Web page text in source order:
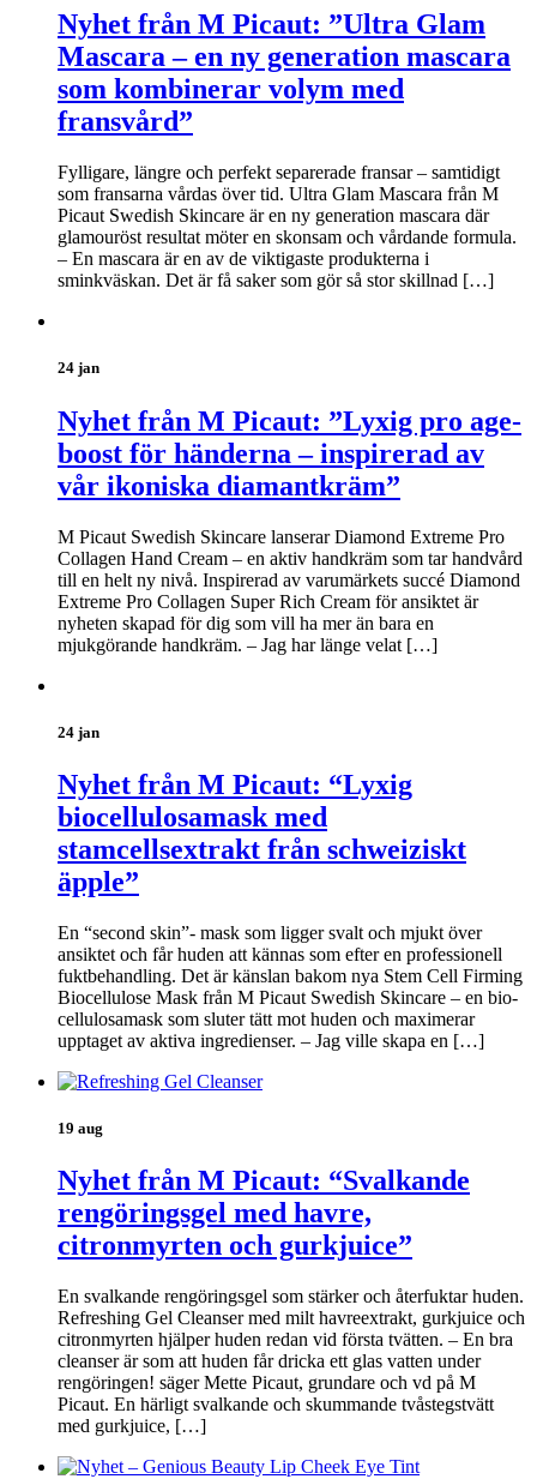
Nyhet från M Picaut: ”Ultra Glam
Mascara – en ny generation mascara
som kombinerar volym med
fransvård”
Fylligare, längre och perfekt separerade fransar – samtidigt
som fransarna vårdas över tid. Ultra Glam Mascara från M
Picaut Swedish Skincare är en ny generation mascara där
glamouröst resultat möter en skonsam och vårdande formula.
– En mascara är en av de viktigaste produkterna i
sminkväskan. Det är få saker som gör så stor skillnad […]
24 jan
Nyhet från M Picaut: ”Lyxig pro age-
boost för händerna – inspirerad av
vår ikoniska diamantkräm”
M Picaut Swedish Skincare lanserar Diamond Extreme Pro
Collagen Hand Cream – en aktiv handkräm som tar handvård
till en helt ny nivå. Inspirerad av varumärkets succé Diamond
Extreme Pro Collagen Super Rich Cream för ansiktet är
nyheten skapad för dig som vill ha mer än bara en
mjukgörande handkräm. – Jag har länge velat […]
24 jan
Nyhet från M Picaut: “Lyxig
biocellulosamask med
stamcellsextrakt från schweiziskt
äpple”
En “second skin”- mask som ligger svalt och mjukt över
ansiktet och får huden att kännas som efter en professionell
fuktbehandling. Det är känslan bakom nya Stem Cell Firming
Biocellulose Mask från M Picaut Swedish Skincare – en bio-
cellulosamask som sluter tätt mot huden och maximerar
upptaget av aktiva ingredienser. – Jag ville skapa en […]
19 aug
Nyhet från M Picaut: “Svalkande
rengöringsgel med havre,
citronmyrten och gurkjuice”
En svalkande rengöringsgel som stärker och återfuktar huden.
Refreshing Gel Cleanser med milt havreextrakt, gurkjuice och
citronmyrten hjälper huden redan vid första tvätten. – En bra
cleanser är som att huden får dricka ett glas vatten under
rengöringen! säger Mette Picaut, grundare och vd på M
Picaut. En härligt svalkande och skummande tvåstegstvätt
med gurkjuice, […]